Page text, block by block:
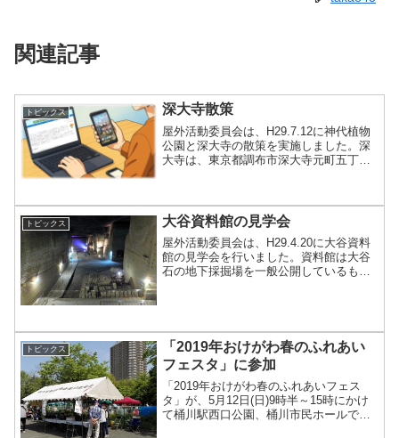
関連記事
トピックス 深大寺散策
屋外活動委員会は、H29.7.12に神代植物
公園と深大寺の散策を実施しました。深
大寺は、東京都調布市深大寺元町五丁目
で知られています。東京都立の神代植物
公園は旧寺領で...
トピックス 大谷資料館の見学会
屋外活動委員会は、H29.4.20に大谷資料
館の見学会を行いました。資料館は大谷
石の地下採掘場を一般公開しているもの
す。大谷...
トピックス
「2019年おけがわ春のふれあい
フェスタ」に参加
「2019年おけがわ春のふれあいフェス
タ」が、5月12日(日)9時半～15時にかけ
て桶川駅西口公園、桶川市民ホールで開